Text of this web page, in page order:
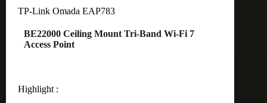
TP-Link Omada EAP783
BE22000 Ceiling Mount Tri-Band Wi-Fi 7
Access Point
Highlight :